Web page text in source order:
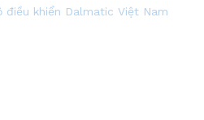
điều khiển Dalmatic Việt Nam